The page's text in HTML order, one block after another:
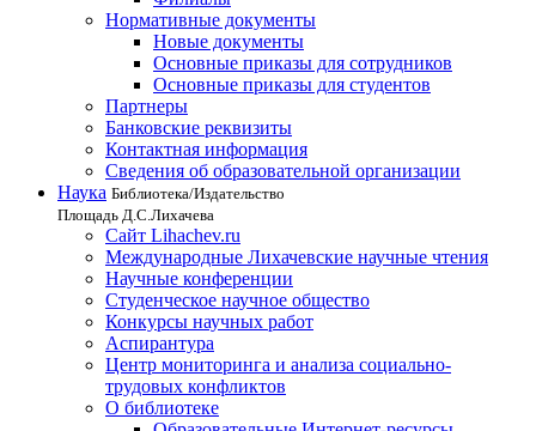
Нормативные документы
Новые документы
Основные приказы для сотрудников
Основные приказы для студентов
Партнеры
Банковские реквизиты
Контактная информация
Сведения об образовательной организации
Наука Библиотека/Издательство
Площадь Д.С.Лихачева
Сайт Lihachev.ru
Международные Лихачевские научные чтения
Научные конференции
Студенческое научное общество
Конкурсы научных работ
Аспирантура
Центр мониторинга и анализа социально-
трудовых конфликтов
О библиотеке